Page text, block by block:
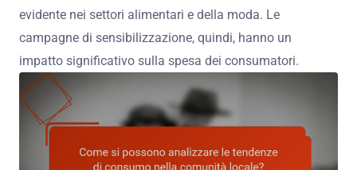
evidente nei settori alimentari e della moda. Le
campagne di sensibilizzazione, quindi, hanno un
impatto significativo sulla spesa dei consumatori.